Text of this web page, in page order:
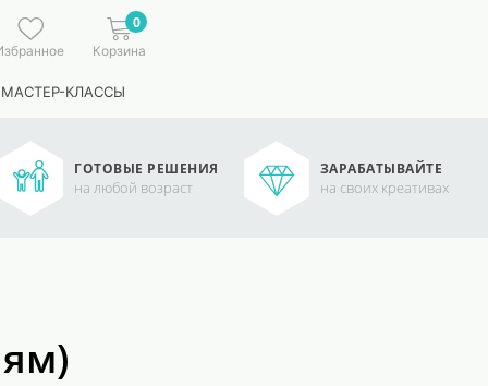
0
Корзина
КЛАССЫ
ГОТОВЫЕ РЕШЕНИЯ
на любой возраст
ЗАРАБАТЫВАЙТЕ
на своих креативах